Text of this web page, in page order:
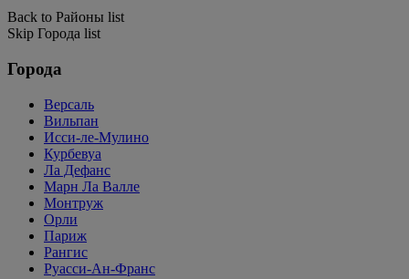
Back to Районы list
Skip Города list
Города
Версаль
Вильпан
Исси-ле-Мулино
Курбевуа
Ла Дефанс
Марн Ла Валле
Монтруж
Орли
Париж
Рангис
Руасси-Ан-Франс